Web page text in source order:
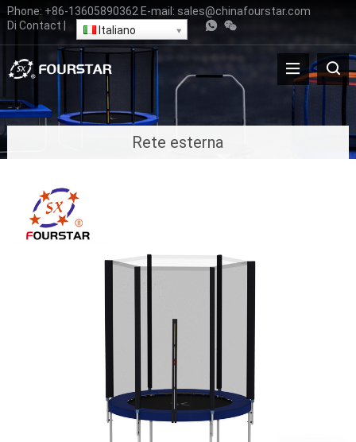
Phone: +86-13605890362 E-mail : sales@chinafourstar.com
Di Contact Italiano
Rete esterna